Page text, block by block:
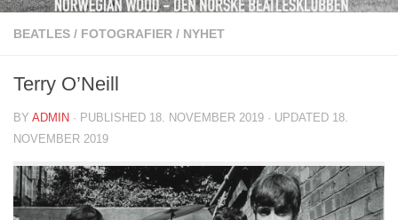
BEATLES / FOTOGRAFIER / NYHET
Terry O’Neill
BY ADMIN · PUBLISHED 18. NOVEMBER 2019 · UPDATED 18.
NOVEMBER 2019